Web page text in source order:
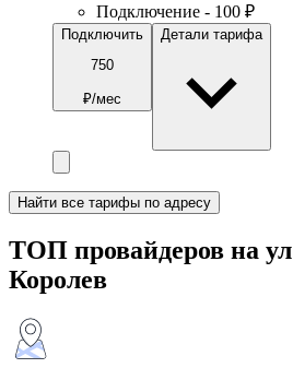
Подключение - 100 ₽
Подключить
750
₽/мес
Детали тарифа
Найти все тарифы по адресу
ТОП провайдеров на
Королев